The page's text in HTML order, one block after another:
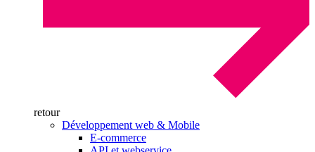
retour
Développement web & Mobile
E-commerce